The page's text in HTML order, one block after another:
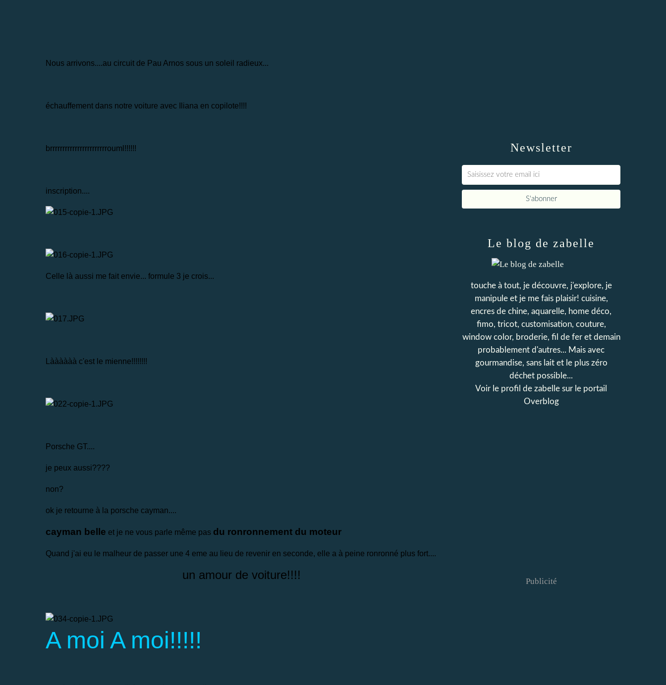
Nous arrivons....au circuit de Pau Arnos sous un soleil radieux...
échauffement dans notre voiture avec Iliana en copilote!!!!
brrrrrrrrrrrrrrrrrrrrrrrouml!!!!!!
inscription....
Celle là aussi me fait envie... formule 3 je crois...
Làààààà c'est le mienne!!!!!!!!
Porsche GT....
je peux aussi????
non?
ok je retourne à la porsche cayman....
cayman belle et je ne vous parle même pas du ronronnement du moteur
Quand j'ai eu le malheur de passer une 4 eme au lieu de revenir en seconde, elle a à peine ronronné plus fort....
un amour de voiture!!!!
A moi A moi!!!!!
Newsletter
Le blog de zabelle
touche à tout, je découvre, j'explore, je
manipule et je me fais plaisir! cuisine,
encres de chine, aquarelle, home déco,
fimo, tricot, customisation, couture,
window color, broderie, fil de fer et demain
probablement d'autres... Mais avec
gourmandise, sans lait et le plus zéro
déchet possible...
Voir le profil de zabelle sur le portail
Overblog
Publicité